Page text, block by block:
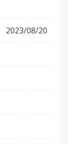
2023/08/20